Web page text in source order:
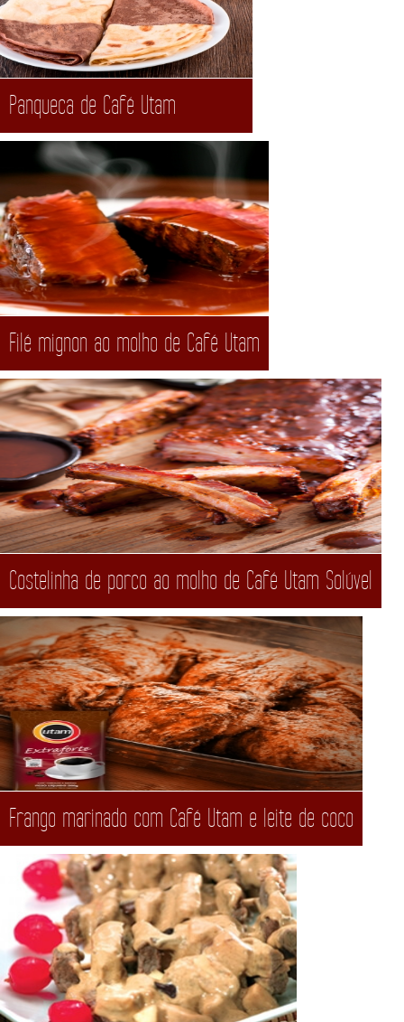
Panqueca de Café Utam
Filé mignon ao molho de Café Utam
Costelinha de porco ao molho de Café Utam Solúvel
Frango marinado com Café Utam e leite de coco